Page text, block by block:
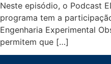
Neste episódio, o Podcast
programa tem a
Engenharia Experimental
permitem que […]